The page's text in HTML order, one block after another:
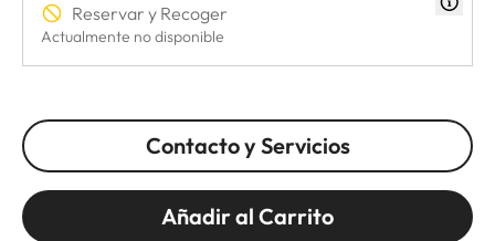
Reservar y Recoger
Actualmente no disponible
Contacto y Servicios
Añadir al Carrito